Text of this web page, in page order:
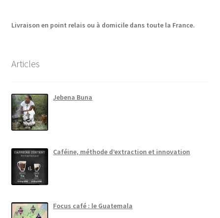
Livraison en point relais ou à domicile dans toute la France.
Articles
Jebena Buna
Caféine, méthode d’extraction et innovation
Focus café : le Guatemala